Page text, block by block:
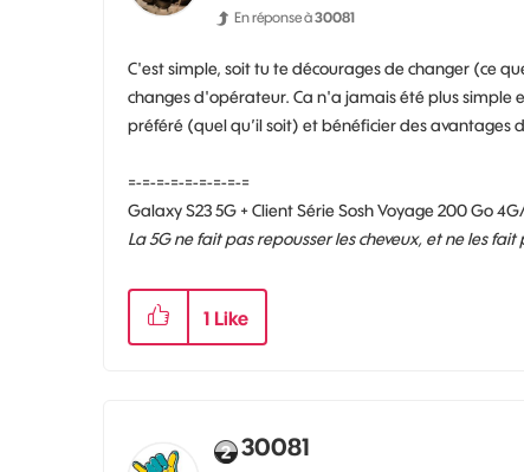
En réponse à30081
C'est simple, soit tu te décourages de changer (ce
changes d'opérateur. Ca n'a jamais été plus simple
préféré (quel qu’il soit) et bénéficier des avantages
=-=-=-=-=-=-=-=-=
Galaxy S23 5G + Client Série Sosh Voyage 200 Go
La 5G ne fait pas repousser les cheveux, et ne les
1 Like
30081